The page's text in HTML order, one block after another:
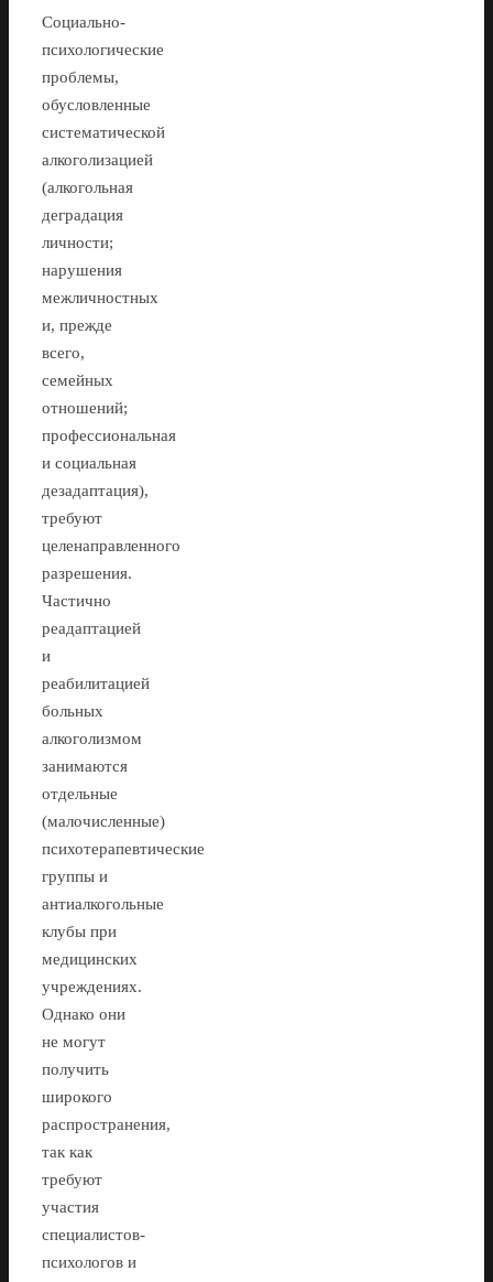
Социально-
психологические
проблемы,
обусловленные
систематической
алкоголизацией
(алкогольная
деградация
личности;
нарушения
межличностных
и, прежде
всего,
семейных
отношений;
профессиональная
и социальная
дезадаптация),
требуют
целенаправленного
разрешения.
Частично
реадаптацией
и
реабилитацией
больных
алкоголизмом
занимаются
отдельные
(малочисленные)
психотерапевтические
группы и
антиалкогольные
клубы при
медицинских
учреждениях.
Однако они
не могут
получить
широкого
распространения,
так как
требуют
участия
специалистов-
психологов и